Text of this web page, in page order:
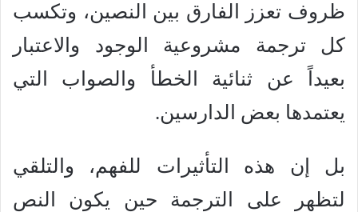
ظروف تعزز الفارق بين النصين، وتكسب
كل ترجمة مشروعية الوجود والاعتبار
بعيداً عن ثنائية الخطأ والصواب التي
يعتمدها بعض الدارسين.
بل إن هذه التأثيرات للفهم، والتلقي
لتظهر على الترجمة حين يكون النص